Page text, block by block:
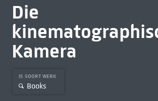
Die
Kamera
IS SOORT WERK
Books